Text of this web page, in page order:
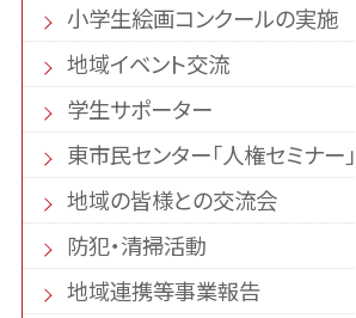
小学生絵画コンクールの実施
地域イベント交流
学生サポーター
東市民センター「人権セミナー」
地域の皆様との交流会
防犯・清掃活動
地域連携等事業報告